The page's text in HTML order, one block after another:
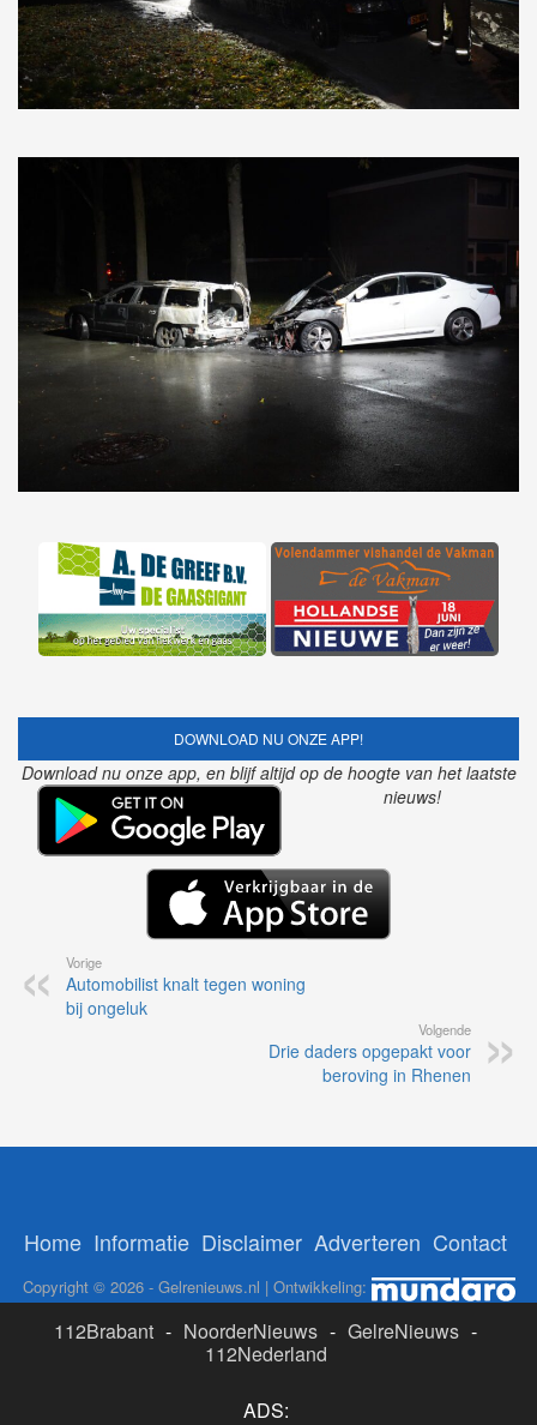
DOWNLOAD NU ONZE APP!
Download nu onze app, en blijf altijd op de hoogte van het laatste
nieuws!
Vorige
Automobilist knalt tegen woning
bij ongeluk
Volgende
Drie daders opgepakt voor
beroving in Rhenen
Home Informatie Disclaimer Adverteren Contact
Copyright © 2026 - Gelrenieuws.nl | Ontwikkeling:
112Brabant - NoorderNieuws - GelreNieuws -
112Nederland
ADS: